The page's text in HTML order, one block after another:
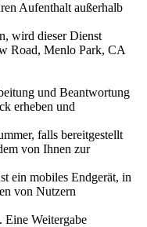
Aufenthalt außerhalb
wird dieser Dienst
Road, Menlo Park, CA
und Beantwortung
erheben und
falls bereitgestellt
von Ihnen zur
ein mobiles Endgerät, in
von Nutzern
Eine Weitergabe